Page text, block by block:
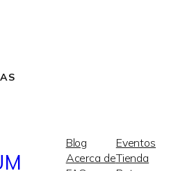
Blog
Acerca de
Eventos
Tienda